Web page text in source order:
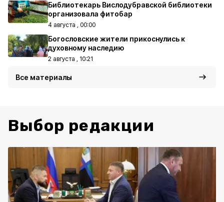
Библиотекарь Вислодубравской библиотеки
организовала фитобар
4 августа , 00:00
Богословские жители прикоснулись к
духовному наследию
2 августа , 10:21
Все материалы
Выбор редакции